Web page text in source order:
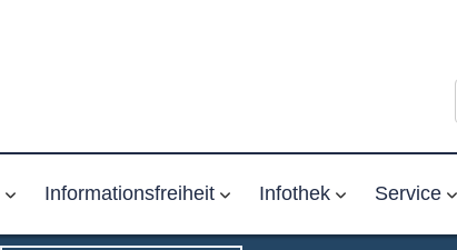
Informationsfreiheit Infothek Service